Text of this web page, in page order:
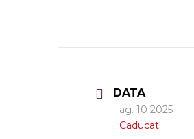
DATA
ag. 10 2025
Caducat!